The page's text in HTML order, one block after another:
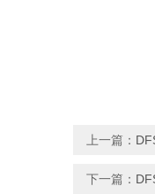
上一篇：
下一篇：